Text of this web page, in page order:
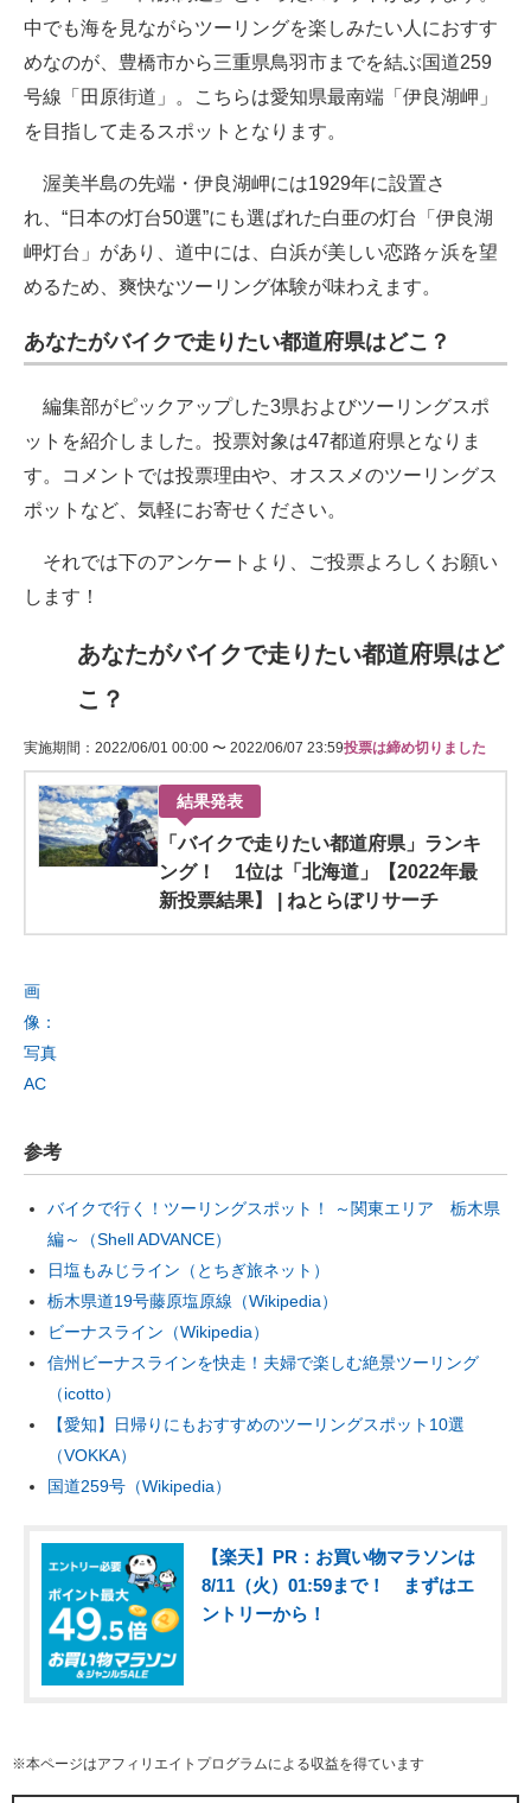
中でも海を見ながらツーリングを楽しみたい人におすす
めなのが、豊橋市から三重県鳥羽市までを結ぶ国道259
号線「田原街道」。こちらは愛知県最南端「伊良湖岬」
を目指して走るスポットとなります。
渥美半島の先端・伊良湖岬には1929年に設置さ
れ、“日本の灯台50選”にも選ばれた白亜の灯台「伊良湖
岬灯台」があり、道中には、白浜が美しい恋路ヶ浜を望
めるため、爽快なツーリング体験が味わえます。
あなたがバイクで走りたい都道府県はどこ？
編集部がピックアップした3県およびツーリングスポ
ットを紹介しました。投票対象は47都道府県となりま
す。コメントでは投票理由や、オススメのツーリングス
ポットなど、気軽にお寄せください。
それでは下のアンケートより、ご投票よろしくお願い
します！
あなたがバイクで走りたい都道府県はど
こ？
実施期間：2022/06/01 00:00 〜 2022/06/07 23:59投票は締め切りました
結果発表
「バイクで走りたい都道府県」ランキ
ング！ 1位は「北海道」【2022年最
新投票結果】 | ねとらぼリサーチ
画
像：
写真
AC
参考
バイクで行く！ツーリングスポット！ ～関東エリア 栃木県
編～（Shell ADVANCE）
日塩もみじライン（とちぎ旅ネット）
栃木県道19号藤原塩原線（Wikipedia）
ビーナスライン（Wikipedia）
信州ビーナスラインを快走！夫婦で楽しむ絶景ツーリング
（icotto）
【愛知】日帰りにもおすすめのツーリングスポット10選
（VOKKA）
国道259号（Wikipedia）
【楽天】PR：お買い物マラソンは
8/11（火）01:59まで！ まずはエ
ントリーから！
※本ページはアフィリエイトプログラムによる収益を得ています